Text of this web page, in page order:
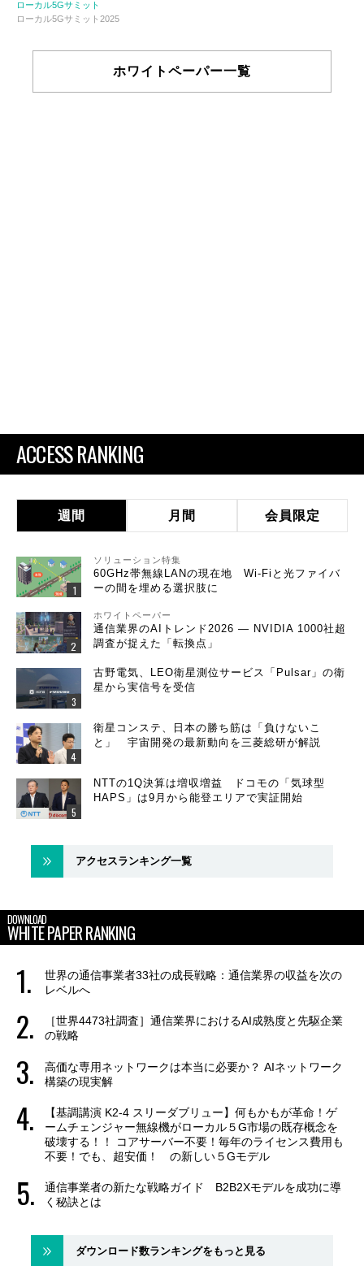
ローカル5Gサミット
ローカル5Gサミット2025
ホワイトペーパー一覧
ACCESS RANKING
週間 月間 会員限定
ソリューション特集
60GHz帯無線LANの現在地 Wi-Fiと光ファイバ
ーの間を埋める選択肢に
ホワイトペーパー
通信業界のAIトレンド2026 ― NVIDIA 1000社超
調査が捉えた「転換点」
古野電気、LEO衛星測位サービス「Pulsar」の衛
星から実信号を受信
衛星コンステ、日本の勝ち筋は「負けないこ
と」 宇宙開発の最新動向を三菱総研が解説
NTTの1Q決算は増収増益 ドコモの「気球型
HAPS」は9月から能登エリアで実証開始
アクセスランキング一覧
DOWNLOAD
WHITE PAPER RANKING
世界の通信事業者33社の成長戦略：通信業界の収益を次の
レベルへ
［世界4473社調査］通信業界におけるAI成熟度と先駆企業
の戦略
高価な専用ネットワークは本当に必要か？ AIネットワーク
構築の現実解
【基調講演 K2-4 スリーダブリュー】何もかもが革命！ゲ
ームチェンジャー無線機がローカル５G市場の既存概念を
破壊する！！ コアサーバー不要！毎年のライセンス費用も
不要！でも、超安価！ の新しい５Gモデル
通信事業者の新たな戦略ガイド B2B2Xモデルを成功に導
く秘訣とは
ダウンロード数ランキングをもっと見る